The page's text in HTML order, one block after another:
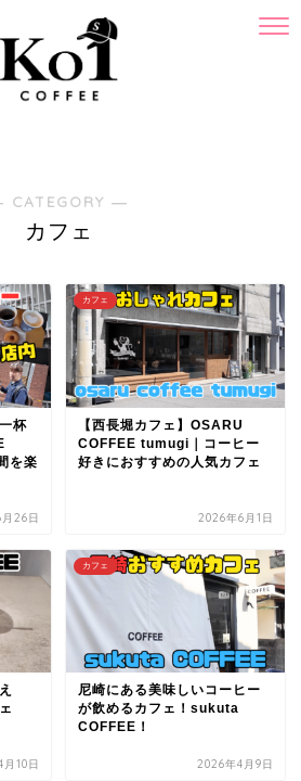
CATEGORY ―
カフェ
杯
を楽
26日
カフェ
【西長堀カフェ】OSARU
COFFEE tumugi｜コーヒー
好きにおすすめの人気カフェ
2026年6月1日
10日
カフェ
尼崎にある美味しいコーヒー
が飲めるカフェ！sukuta
COFFEE！
2026年4月9日